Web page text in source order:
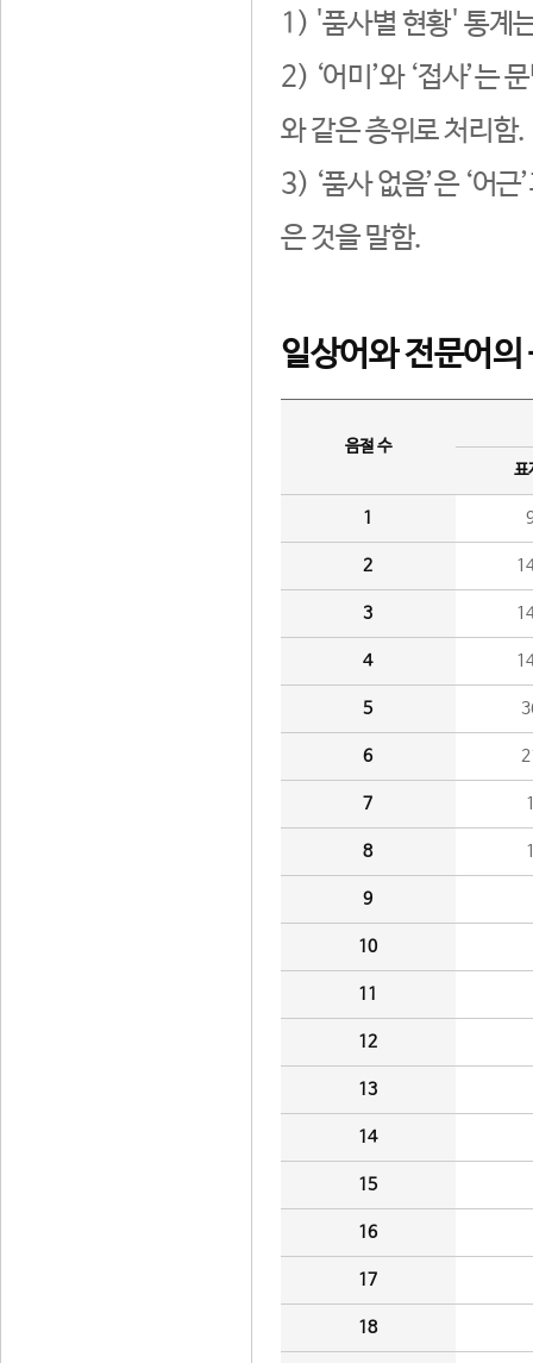
1) '품사별 현황' 통계
2) ‘어미’와 ‘접사’는
와 같은 층위로 처리함.
3) ‘품사 없음’은 ‘어
은 것을 말함.
일상어와 전문어의
음절 수
표
1
2
3
4
5
6
7
8
9
10
11
12
13
14
15
16
17
18